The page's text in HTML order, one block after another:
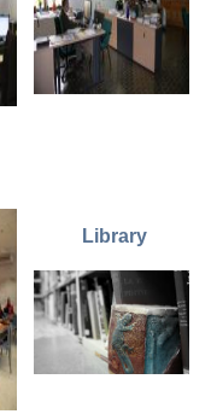
Library